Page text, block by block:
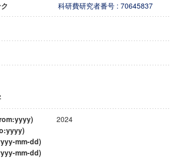
科研費研究者番号 : 70645837
2024
mm-dd)
mm-dd)